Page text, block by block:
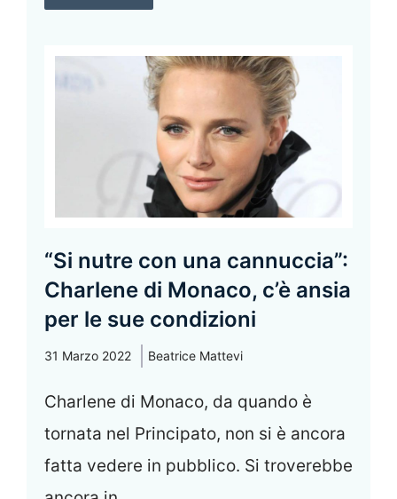
“Si nutre con una cannuccia”:
Charlene di Monaco, c’è ansia
per le sue condizioni
31 Marzo 2022 Beatrice Mattevi
Charlene di Monaco, da quando è
tornata nel Principato, non si è ancora
fatta vedere in pubblico. Si troverebbe